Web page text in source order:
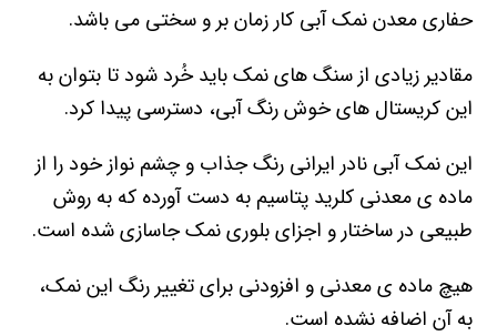
حفاری معدن نمک آبی کار زمان بر و سختی می باشد.
مقادیر زیادی از سنگ های نمک باید خُرد شود تا بتوان به
این کریستال های خوش رنگ آبی، دسترسی پیدا کرد.
این نمک آبی نادر ایرانی رنگ جذاب و چشم نواز خود را از
ماده ی معدنی کلرید پتاسیم به دست آورده که به روش
طبیعی در ساختار و اجزای بلوری نمک جاسازی شده است.
هیچ ماده ی معدنی و افزودنی برای تغییر رنگ این نمک،
به آن اضافه نشده است.